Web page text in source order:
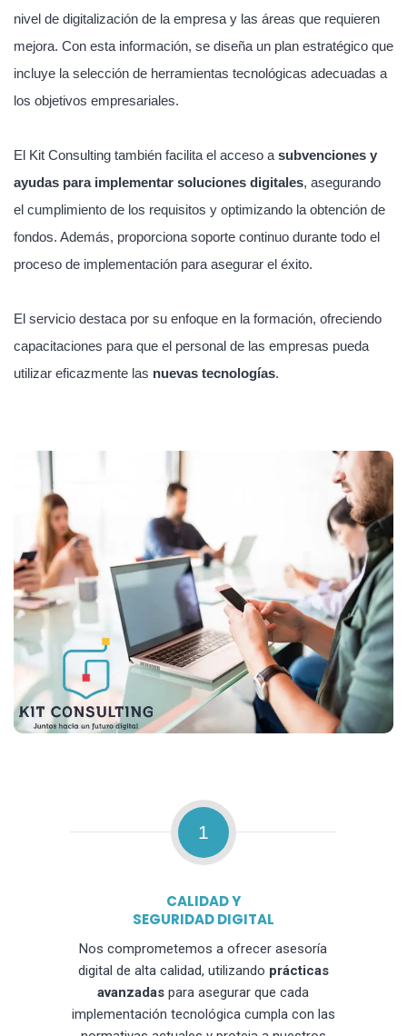
nivel de digitalización de la empresa y las áreas que requieren
mejora. Con esta información, se diseña un plan estratégico que
incluye la selección de herramientas tecnológicas adecuadas a
los objetivos empresariales.
El Kit Consulting también facilita el acceso a subvenciones y
ayudas para implementar soluciones digitales, asegurando
el cumplimiento de los requisitos y optimizando la obtención de
fondos. Además, proporciona soporte continuo durante todo el
proceso de implementación para asegurar el éxito.
El servicio destaca por su enfoque en la formación, ofreciendo
capacitaciones para que el personal de las empresas pueda
utilizar eficazmente las nuevas tecnologías.
1
CALIDAD Y
SEGURIDAD DIGITAL
Nos comprometemos a ofrecer asesoría
digital de alta calidad, utilizando prácticas
avanzadas para asegurar que cada
implementación tecnológica cumpla con las